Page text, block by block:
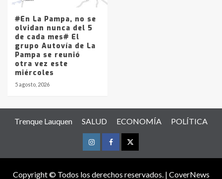
#En La Pampa, no se
olvidan nunca del 5
de cada mes# El
grupo Autovía de La
Pampa se reunió
otra vez este
miércoles
5 agosto, 2026
Trenque Lauquen SALUD ECONOMÍA POLÍTICA
InstagramFacebookTwitter
Copyright © Todos los derechos reservados. | CoverNews